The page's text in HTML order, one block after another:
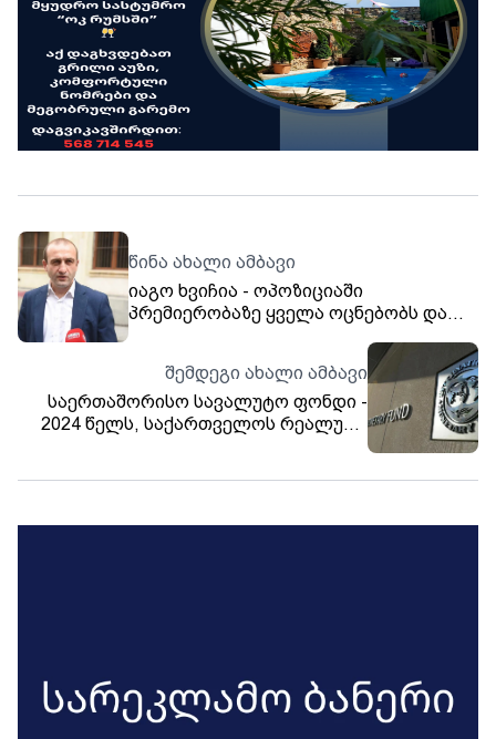
წინა ახალი ამბავი
იაგო ხვიჩია - ოპოზიციაში
პრემიერობაზე ყველა ოცნებობს და
ფიზიკოსი ან ბიოლოგი რომ
დაესახელებინა, ხომ დარჩებოდა
ამდენი ხალხი გაღიმებული? -
პრეზიდენტი ან „მიაკაჩავეს“ და უკან
დაახევინეს, ან ფული გადაუხადეს
შემდეგი ახალი ამბავი
საერთაშორისო სავალუტო ფონდი -
2024 წელს, საქართველოს რეალური